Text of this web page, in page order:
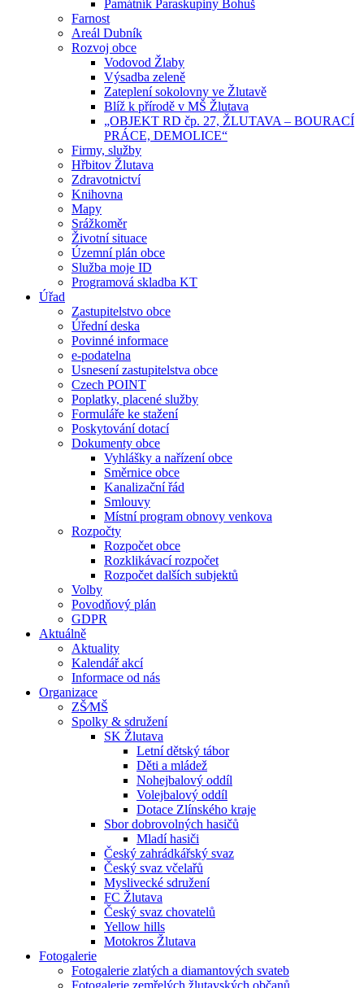
Památník Paraskupiny Bohuš
Farnost
Areál Dubník
Rozvoj obce
Vodovod Žlaby
Výsadba zeleně
Zateplení sokolovny ve Žlutavě
Blíž k přírodě v MŠ Žlutava
„OBJEKT RD čp. 27, ŽLUTAVA – BOURACÍ
PRÁCE, DEMOLICE“
Firmy, služby
Hřbitov Žlutava
Zdravotnictví
Knihovna
Mapy
Srážkoměr
Životní situace
Územní plán obce
Služba moje ID
Programová skladba KT
Úřad
Zastupitelstvo obce
Úřední deska
Povinné informace
e-podatelna
Usnesení zastupitelstva obce
Czech POINT
Poplatky, placené služby
Formuláře ke stažení
Poskytování dotací
Dokumenty obce
Vyhlášky a nařízení obce
Směrnice obce
Kanalizační řád
Smlouvy
Místní program obnovy venkova
Rozpočty
Rozpočet obce
Rozklikávací rozpočet
Rozpočet dalších subjektů
Volby
Povodňový plán
GDPR
Aktuálně
Aktuality
Kalendář akcí
Informace od nás
Organizace
ZŠ⁄MŠ
Spolky & sdružení
SK Žlutava
Letní dětský tábor
Děti a mládež
Nohejbalový oddíl
Volejbalový oddíl
Dotace Zlínského kraje
Sbor dobrovolných hasičů
Mladí hasiči
Český zahrádkářský svaz
Český svaz včelařů
Myslivecké sdružení
FC Žlutava
Český svaz chovatelů
Yellow hills
Motokros Žlutava
Fotogalerie
Fotogalerie zlatých a diamantových svateb
Fotogalerie zemřelých žlutavských občanů